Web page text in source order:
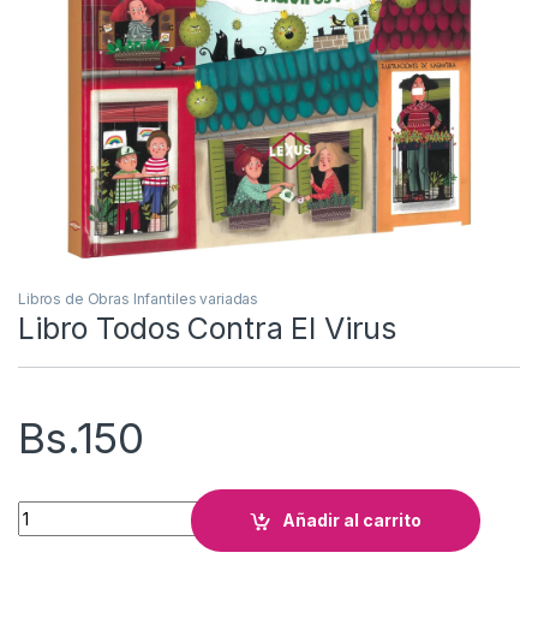
Libros de Obras Infantiles variadas
Libro Todos Contra El Virus
Bs.150
Libro Todos Contra El Virus cantidad
Añadir al carrito